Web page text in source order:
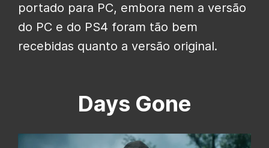
portado para PC, embora nem a versão
do PC e do PS4 foram tão bem
recebidas quanto a versão original.
Days Gone